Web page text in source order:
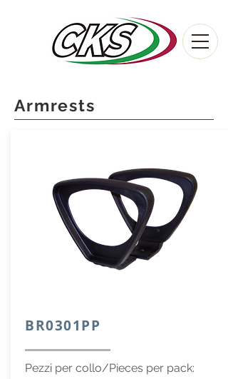
Armrests
BR0301PP
Pezzi per collo/Pieces per pack: